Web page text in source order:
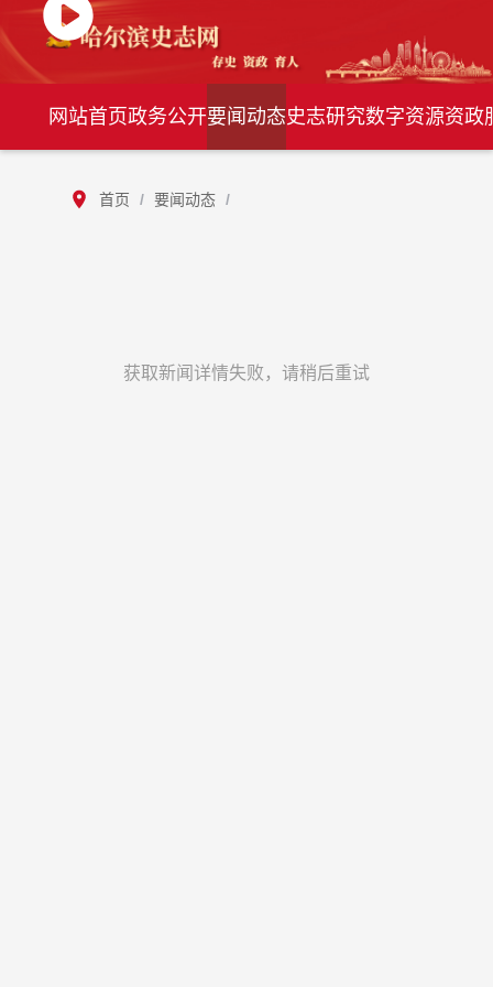
网站首页政务公开要闻动态史志研究数字资源资政
首页 / 要闻动态 /
获取新闻详情失败，请稍后重试